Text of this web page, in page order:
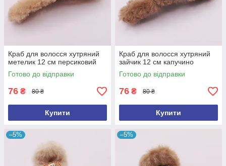
Краб для волосся хутряний
метелик 12 см персиковий
Готово до відправки
76 ₴ 80 ₴
Купити
Краб для волосся хутряний
зайчик 12 см капучино
Готово до відправки
76 ₴ 80 ₴
Купити
–5% –5%